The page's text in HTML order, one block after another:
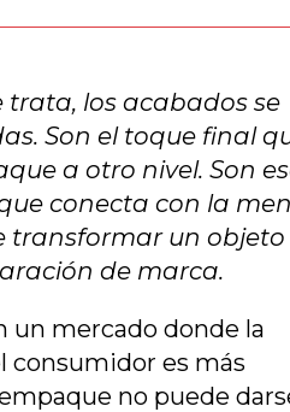
trata, los acabados se
Son el toque final
a otro nivel. Son
conecta con la
transformar un objeto
de marca.
un mercado donde la
consumidor es más
no puede